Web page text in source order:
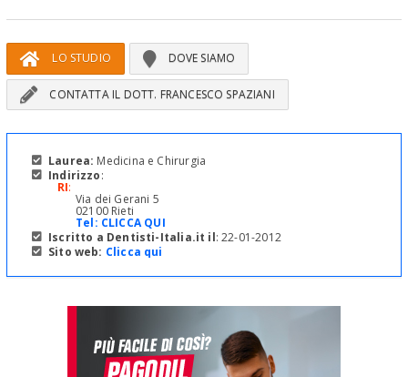
LO STUDIO DOVE SIAMO
CONTATTA IL DOTT. FRANCESCO SPAZIANI
Laurea: Medicina e Chirurgia
Indirizzo:
RI:
Via dei Gerani 5
02100 Rieti
Tel: CLICCA QUI
Iscritto a Dentisti-Italia.it il: 22-01-2012
Sito web: Clicca qui